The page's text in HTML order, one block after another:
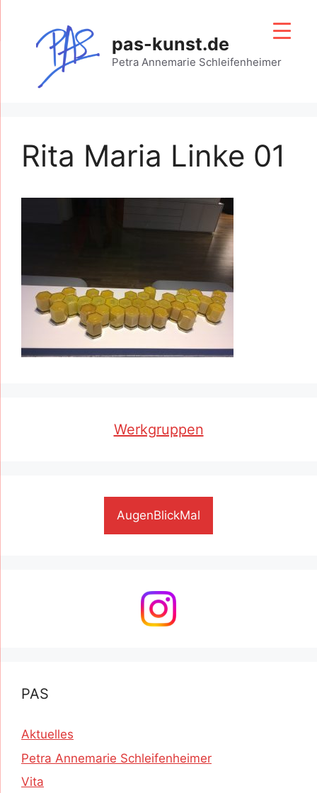
springen
pas-kunst.de
Petra Annemarie Schleifenheimer
Rita Maria Linke 01
Werkgruppen
AugenBlickMal
PAS
Aktuelles
Petra Annemarie Schleifenheimer
Vita